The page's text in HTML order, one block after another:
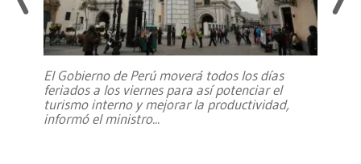
El Gobierno de Perú moverá todos los días
feriados a los viernes para así potenciar el
turismo interno y mejorar la productividad,
informó el ministro...